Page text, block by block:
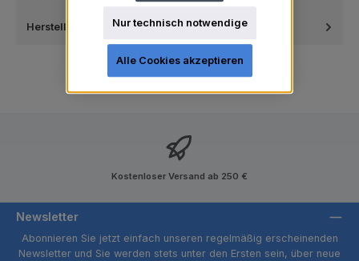
Hersteller
Kostenloser Versand ab 250 €
Newsletter
Abonnieren Sie jetzt einfach unseren regelmäßig erscheinenden
Newsletter und Sie werden stets unter den Ersten sein, über neue
Nur technisch notwendige
Alle Cookies akzeptieren